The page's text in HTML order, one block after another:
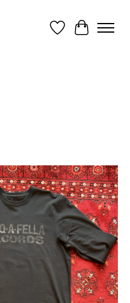
Liste de souhaits
Panier